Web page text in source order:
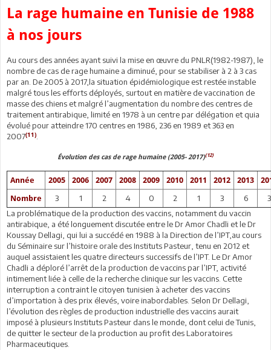
La rage humaine en Tunisie de 1988
à nos jours
Au cours des années ayant suivi la mise en œuvre du PNLR(1982-1987), le
nombre de cas de rage humaine a diminué, pour se stabiliser à 2 à 3 cas
par an. De 2005 à 2017,la situation épidémiologique est restée instable
malgré tous les efforts déployés, surtout en matière de vaccination de
masse des chiens et malgré l’augmentation du nombre des centres de
traitement antirabique, limité en 1978 à un centre par délégation et quia
évolué pour atteindre 170 centres en 1986, 236 en 1989 et 363 en
2007(11).
Évolution des cas de rage humaine (2005- 2017)(12)
Année 2005 2006 2007 2008 2009 2010 2011 2012 2013
Nombre
3 1 2 4 0 2 1 3 6
3
La problématique de la production des vaccins, notamment du vaccin
antirabique, a été longuement discutée entre le Dr Amor Chadli et le Dr
Koussay Dellagi, qui lui a succédé en 1988 à la Direction de l’IPT,au cours
du Séminaire sur l’histoire orale des Instituts Pasteur, tenu en 2012 et
auquel assistaient les quatre directeurs successifs de l’IPT. Le Dr Amor
Chadli a déploré l’arrêt de la production de vaccins par l’IPT, activité
intimement liée à celle de la recherche clinique sur les vaccins. Cette
interruption a contraint le citoyen tunisien à acheter des vaccins
d’importation à des prix élevés, voire inabordables. Selon Dr Dellagi,
l’évolution des règles de production industrielle des vaccins aurait
imposé à plusieurs Instituts Pasteur dans le monde, dont celui de Tunis,
de quitter le secteur de la production au profit des Laboratoires
Pharmaceutiques.